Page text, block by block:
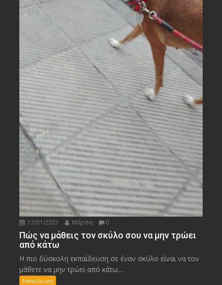
12/01/2021 Μάρσα 0
Πώς να μάθεις τον σκύλο σου να μην τρώει
από κάτω
Η πιο δύσκολη εκπαίδευση σε έναν σκύλο είναι να τον
μάθετε να μην τρώει από κάτω....
Εκπαιδευση